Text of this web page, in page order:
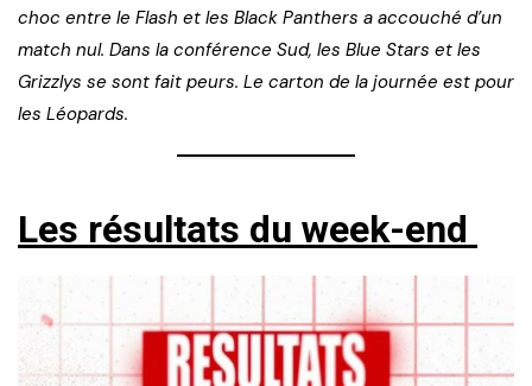
choc entre le Flash et les Black Panthers a accouché d’un
match nul. Dans la conférence Sud, les Blue Stars et les
Grizzlys se sont fait peurs. Le carton de la journée est pour
les Léopards.
Les résultats du week-end